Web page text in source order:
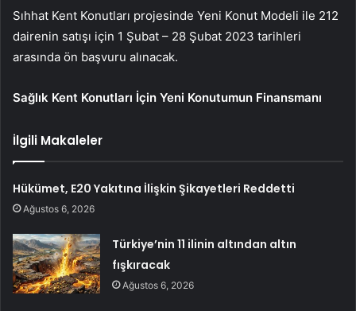
Sıhhat Kent Konutları projesinde Yeni Konut Modeli ile 212
dairenin satışı için 1 Şubat – 28 Şubat 2023 tarihleri ​​
arasında ön başvuru alınacak.
Sağlık Kent Konutları İçin Yeni Konutumun Finansmanı
İlgili Makaleler
Hükümet, E20 Yakıtına İlişkin Şikayetleri Reddetti
Ağustos 6, 2026
Türkiye’nin 11 ilinin altından altın
fışkıracak
Ağustos 6, 2026